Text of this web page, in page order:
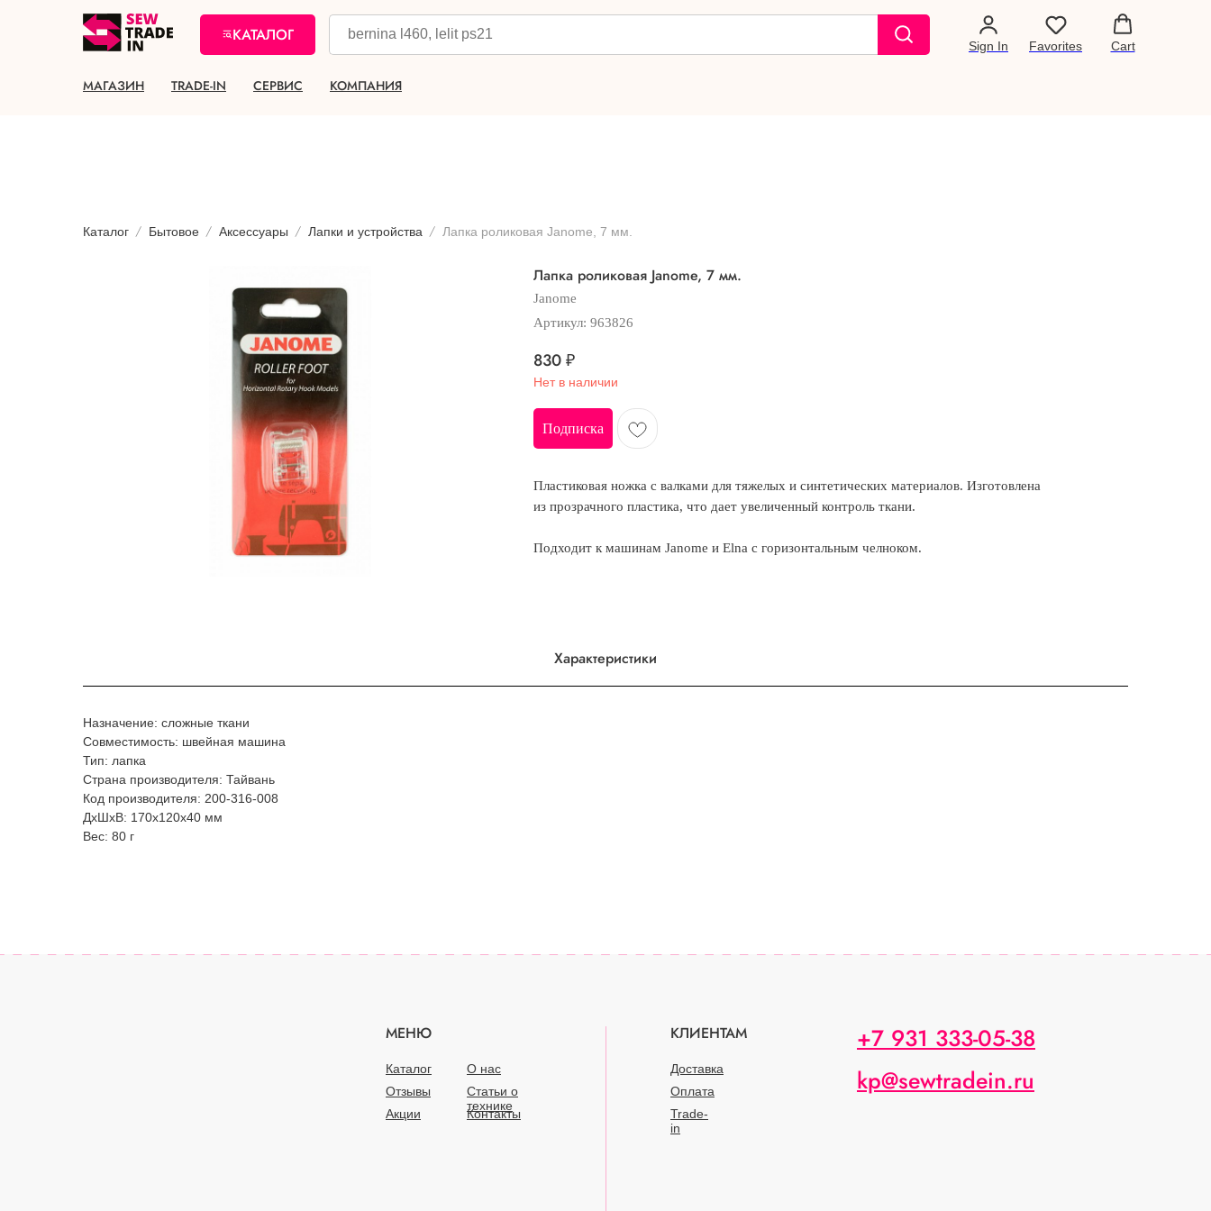
КАТАЛОГ
Sign In Favorites Cart
МАГАЗИН TRADE-IN СЕРВИС КОМПАНИЯ
Каталог Бытовое Аксессуары Лапки и устройства Лапка роликовая Janome, 7 мм.
Лапка роликовая Janome, 7 мм.
Janome
Артикул: 963826
830₽
Нет в наличии
Подписка
Пластиковая ножка с валками для тяжелых и синтетических материалов. Изготовлена
из прозрачного пластика, что дает увеличенный контроль ткани.
Подходит к машинам Janome и Elna с горизонтальным челноком.
Характеристики
Назначение: сложные ткани
Совместимость: швейная машина
Тип: лапка
Страна производителя: Тайвань
Код производителя: 200-316-008
ДxШxВ: 170x120x40 мм
Вес: 80 г
МЕНЮ КЛИЕНТАМ
Каталог О нас
Доставка
Статьи о
технике
Оплата
Отзывы
Акции
Контакты
Trade-
in
+7 931 333-05-38
kp@sewtradein.ru